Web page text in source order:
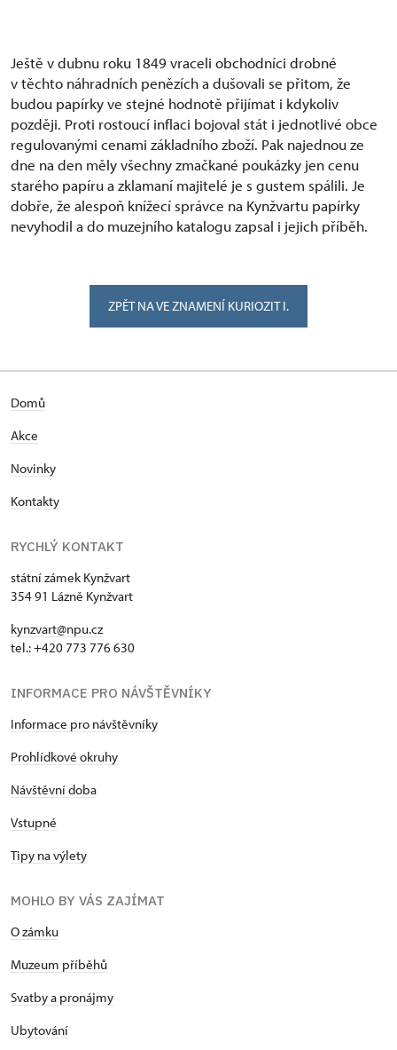
Ještě v dubnu roku 1849 vraceli obchodníci drobné
v těchto náhradních penězích a dušovali se přitom, že
budou papírky ve stejné hodnotě přijímat i kdykoliv
později. Proti rostoucí inflaci bojoval stát i jednotlivé obce
regulovanými cenami základního zboží. Pak najednou ze
dne na den měly všechny zmačkané poukázky jen cenu
starého papíru a zklamaní majitelé je s gustem spálili. Je
dobře, že alespoň knížecí správce na Kynžvartu papírky
nevyhodil a do muzejního katalogu zapsal i jejich příběh.
ZPĚT NA VE ZNAMENÍ KURIOZIT I.
Domů
Akce
Novinky
Kontakty
RYCHLÝ KONTAKT
státní zámek Kynžvart
354 91 Lázně Kynžvart
kynzvart@npu.cz
tel.: +420 773 776 630
INFORMACE PRO NÁVŠTĚVNÍKY
Informace pro návštěvníky
Prohlídkové okruhy
Návštěvní doba
Vstupné
Tipy na výlety
MOHLO BY VÁS ZAJÍMAT
O zámku
Muzeum příběhů
Svatby a pronájmy
Ubytování